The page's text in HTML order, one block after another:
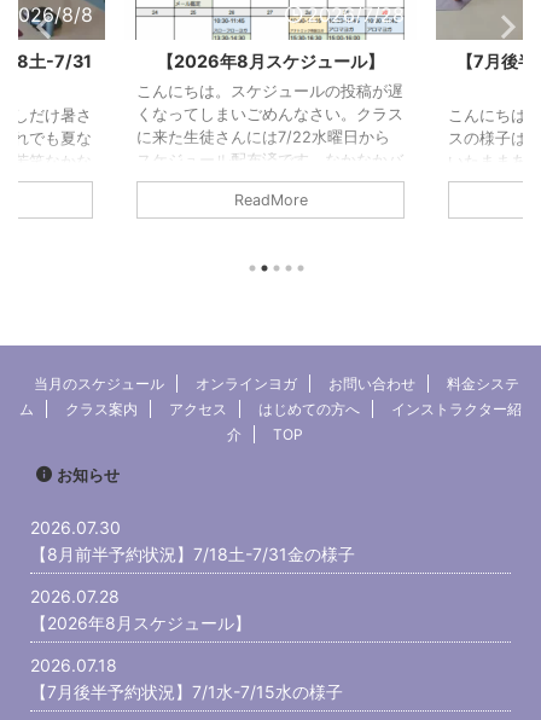
7/28
ール】
い。クラス
曜日から
なかなかバ
クラスの様
ンスタをみ
ナーなスタ
年をと ...
2026/7/30
【7月後半予約状況】7/1水-7/15
水の様子
こんにちは。今回もまた冒頭分とクラ
スの様子はあとから追記します。と書
いたままあっとう間に7月も終わりそ
うになっています。（今は7/30）と
いうことでクラスの様子は今回、写真
約状況 2026/7/26(日)22:30現在定員
ていただきます。早めに予約を入れて
定作業7/17（金）15:30プライベート
【予約済】7/18（土）10:3 ...
ReadMore
【7月
こんにちは
先にアップ
クラスの様
のことです
た次第です
グ)よかった
ら→ note と
当月のスケジュール オンラインヨガ お問い合わせ
料金システ
ム
クラス案内 アクセス はじめての方へ
インストラクター紹
介
TOP
お知らせ
2026.07.30
【8月前半予約状況】7/18土-7/31金の様子
2026.07.28
【2026年8月スケジュール】
2026.07.18
【7月後半予約状況】7/1水-7/15水の様子